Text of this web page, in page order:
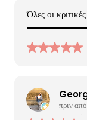
Όλες οι κριτικές
πριν